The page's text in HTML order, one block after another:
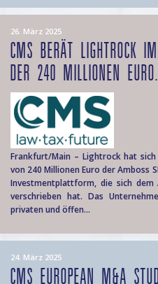
26. März 2025
CMS BERÄT LIGHTROCK
DER 240 MILLIONEN
Frankfurt/Main – Lightrock hat
von 240 Millionen Euro der Amboss
Investmentplattform, die sich
verschrieben hat. Das
privaten und öffen...
24. März 2025
CMS EUROPEAN M&A